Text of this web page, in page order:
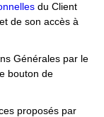
du Client
de son accès à
Générales par le
bouton de
proposés par